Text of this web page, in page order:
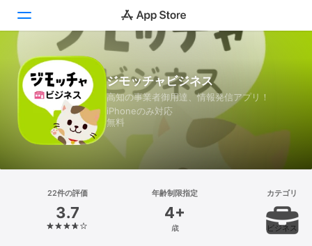
Today
ゲーム
アプリ
検索
プラットフォーム
iPhone
ジモッチャビジネス
高知の事業者御用達、情報発信アプリ！
iPhoneのみ対応
無料
22件の評価
3.7
年齢制限指定
4+
歳
カテゴリ
ビジネス